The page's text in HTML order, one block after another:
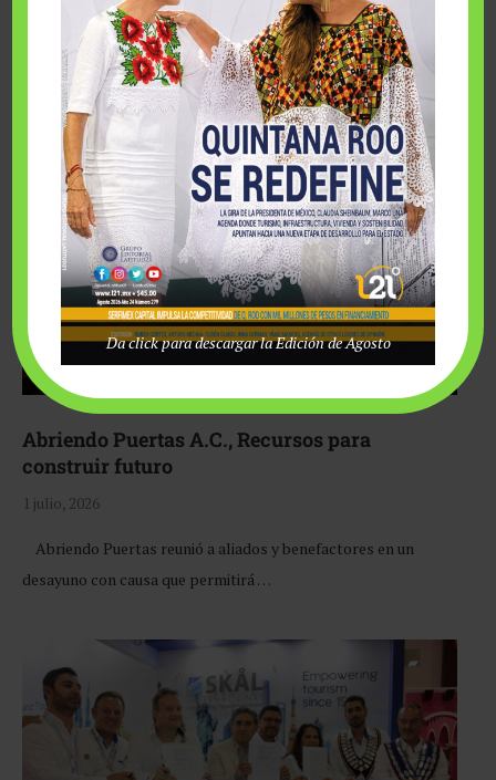
Fairmont Mayakoba y Make-A-Wish México unieron
esfuerzos para hacer realidad el deseo de una …
Abriendo Puertas A.C., Recursos para
construir futuro
1 julio, 2026
Abriendo Puertas reunió a aliados y benefactores en un
desayuno con causa que permitirá …
Da click para descargar la Edición de Agosto